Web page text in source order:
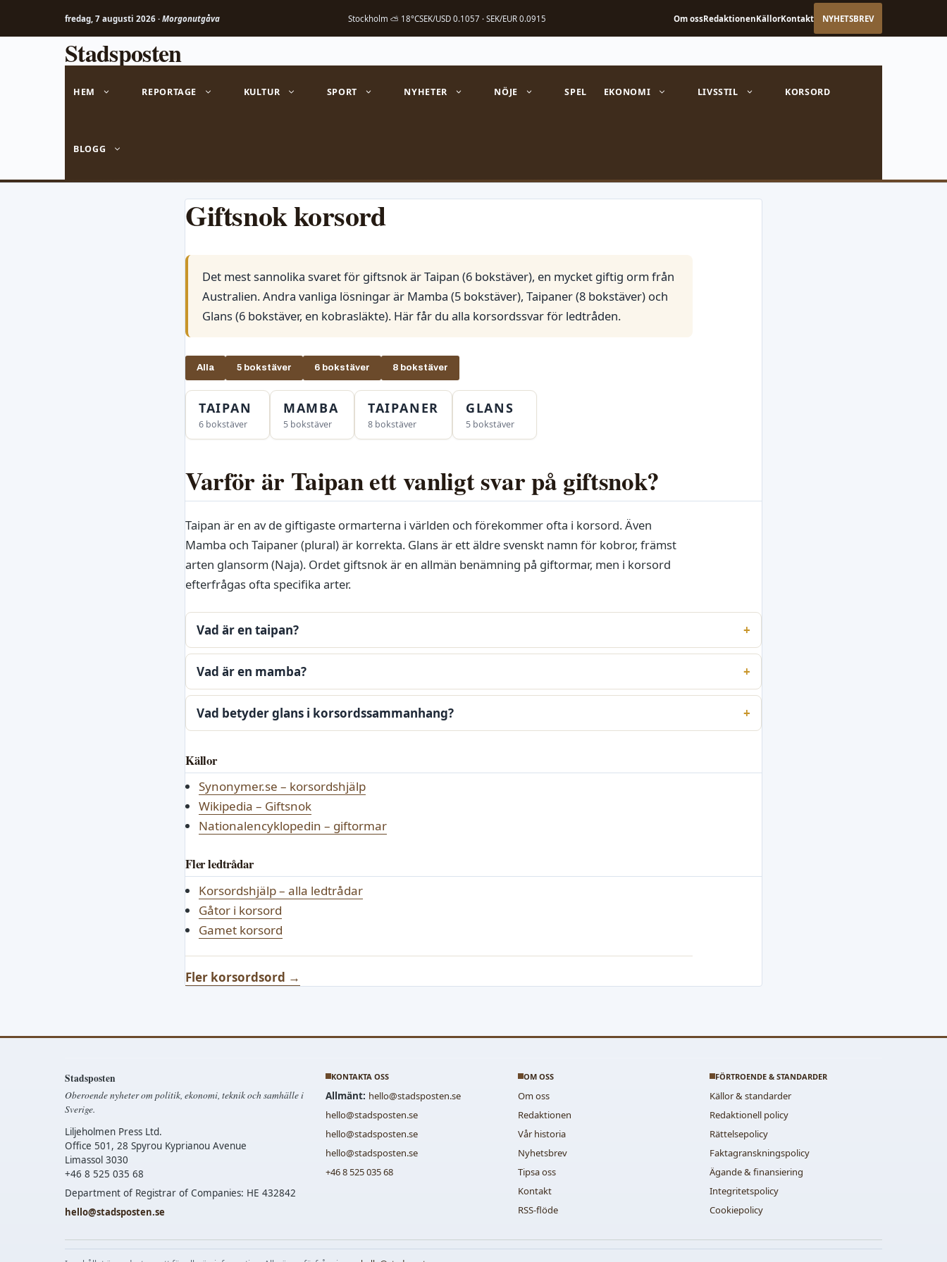
fredag, 7 augusti 2026 · Morgonutgåva Stockholm ⛅ 18°CSEK/USD 0.1057 · SEK/EUR 0.0915 Om ossRedaktionenKällorKontakt NYHETSBREV
Stadsposten
HEM REPORTAGE KULTUR SPORT NYHETER NÖJE SPEL EKONOMI LIVSSTIL KORSORD
BLOGG
Giftsnok korsord
Det mest sannolika svaret för giftsnok är Taipan (6 bokstäver), en mycket giftig orm från
Australien. Andra vanliga lösningar är Mamba (5 bokstäver), Taipaner (8 bokstäver) och
Glans (6 bokstäver, en kobrasläkte). Här får du alla korsordssvar för ledtråden.
Alla 5 bokstäver 6 bokstäver 8 bokstäver
TAIPAN
6 bokstäver
MAMBA
5 bokstäver
TAIPANER
8 bokstäver
GLANS
5 bokstäver
Varför är Taipan ett vanligt svar på giftsnok?
Taipan är en av de giftigaste ormarterna i världen och förekommer ofta i korsord. Även
Mamba och Taipaner (plural) är korrekta. Glans är ett äldre svenskt namn för kobror, främst
arten glansorm (Naja). Ordet giftsnok är en allmän benämning på giftormar, men i korsord
efterfrågas ofta specifika arter.
Vad är en taipan?
Vad är en mamba?
Vad betyder glans i korsordssammanhang?
Källor
Synonymer.se – korsordshjälp
Wikipedia – Giftsnok
Nationalencyklopedin – giftormar
Fler ledtrådar
Korsordshjälp – alla ledtrådar
Gåtor i korsord
Gamet korsord
Fler korsordsord →
Stadsposten
Oberoende nyheter om politik, ekonomi, teknik och samhälle i
Sverige.
Liljeholmen Press Ltd.
Office 501, 28 Spyrou Kyprianou Avenue
Limassol 3030
+46 8 525 035 68
Department of Registrar of Companies: HE 432842
hello@stadsposten.se
KONTAKTA OSS
Allmänt: hello@stadsposten.se
hello@stadsposten.se
hello@stadsposten.se
hello@stadsposten.se
+46 8 525 035 68
OM OSS
Om oss
Redaktionen
Vår historia
Nyhetsbrev
Tipsa oss
Kontakt
RSS-flöde
FÖRTROENDE & STANDARDER
Källor & standarder
Redaktionell policy
Rättelsepolicy
Faktagranskningspolicy
Ägande & finansiering
Integritetspolicy
Cookiepolicy